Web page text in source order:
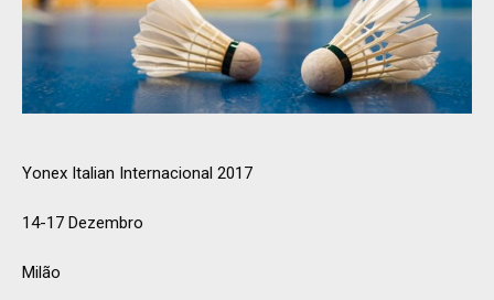
Yonex Italian Internacional 2017
14-17 Dezembro
Milão